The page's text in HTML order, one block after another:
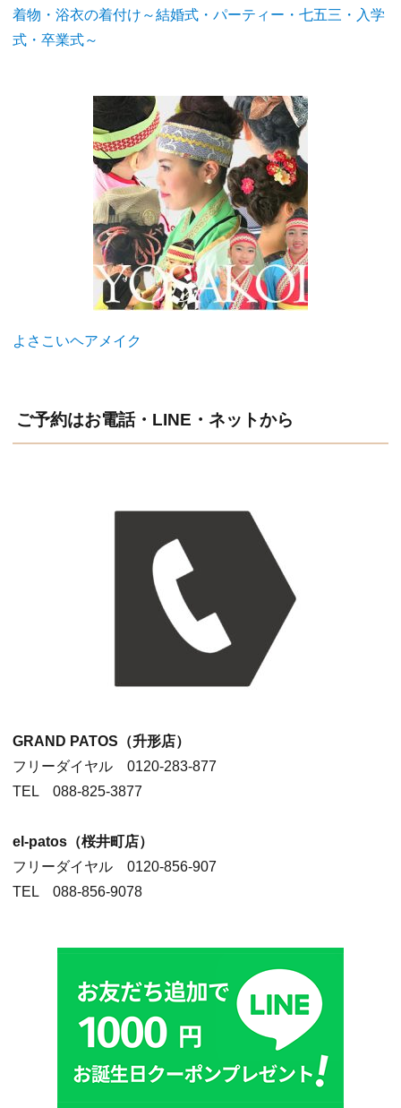
着物・浴衣の着付け～結婚式・パーティー・七五三・入学
式・卒業式～
よさこいヘアメイク
ご予約はお電話・LINE・ネットから
GRAND PATOS（升形店）
フリーダイヤル 0120-283-877
TEL 088-825-3877
el-patos（桜井町店）
フリーダイヤル 0120-856-907
TEL 088-856-9078